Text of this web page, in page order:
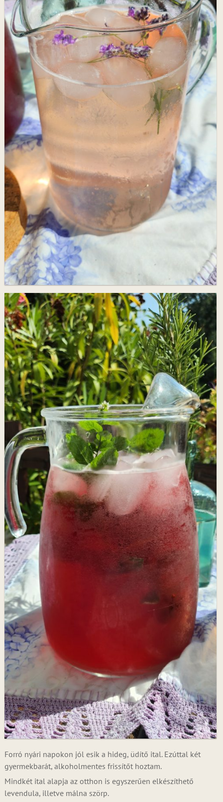
Forró nyári napokon jól esik a hideg, üdítő ital. Ezúttal két
gyermekbarát, alkoholmentes frissítőt hoztam.
Mindkét ital alapja az otthon is egyszerűen elkészíthető
levendula, illetve málna szörp.